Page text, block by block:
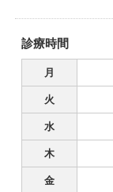
診療時間
月
火
水
木
金